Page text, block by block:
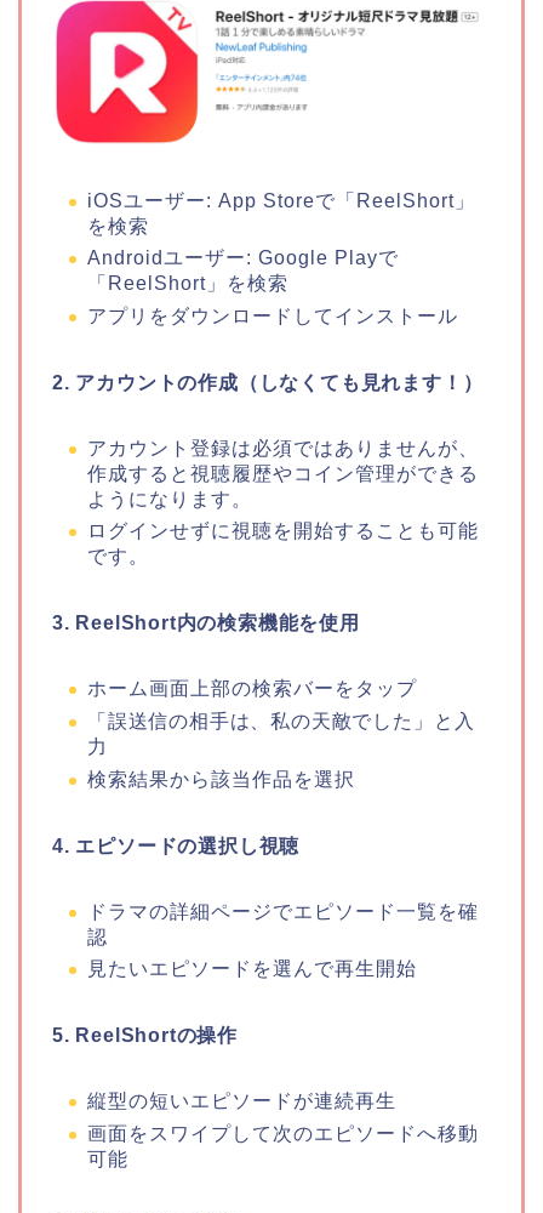
iOSユーザー: App Storeで「ReelShort」
を検索
Androidユーザー: Google Playで
「ReelShort」を検索
アプリをダウンロードしてインストール
2. アカウントの作成（しなくても見れます！）
アカウント登録は必須ではありませんが、
作成すると視聴履歴やコイン管理ができる
ようになります。
ログインせずに視聴を開始することも可能
です。
3. ReelShort内の検索機能を使用
ホーム画面上部の検索バーをタップ
「誤送信の相手は、私の天敵でした 」
と入
力
検索結果から該当作品を選択
4. エピソードの選択し視聴
ドラマの詳細ページでエピソード一覧を確
認
見たいエピソードを選んで再生開始
5. ReelShortの操作
縦型の短いエピソードが連続再生
画面をスワイプして次のエピソードへ移動
可能